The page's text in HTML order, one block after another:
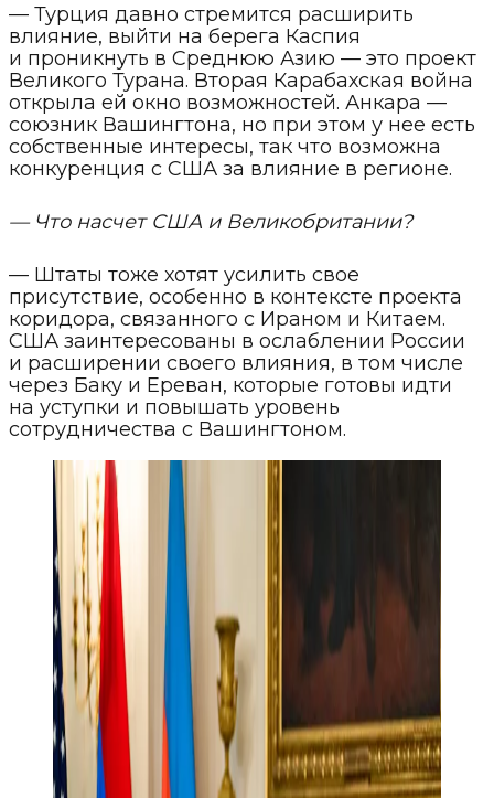
— Турция давно стремится расширить
влияние, выйти на берега Каспия
и проникнуть в Среднюю Азию — это проект
Великого Турана. Вторая Карабахская война
открыла ей окно возможностей. Анкара —
союзник Вашингтона, но при этом у нее есть
собственные интересы, так что возможна
конкуренция с США за влияние в регионе.
— Что насчет США и Великобритании?
— Штаты тоже хотят усилить свое
присутствие, особенно в контексте проекта
коридора, связанного с Ираном и Китаем.
США заинтересованы в ослаблении России
и расширении своего влияния, в том числе
через Баку и Ереван, которые готовы идти
на уступки и повышать уровень
сотрудничества с Вашингтоном.